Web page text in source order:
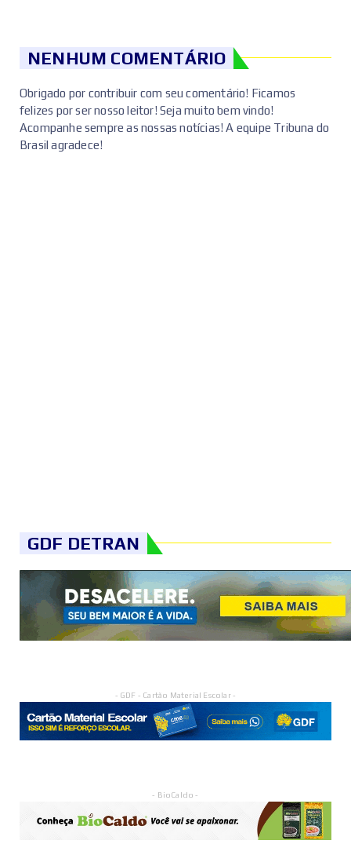
NENHUM COMENTÁRIO
Obrigado por contribuir com seu comentário! Ficamos
felizes por ser nosso leitor! Seja muito bem vindo!
Acompanhe sempre as nossas notícias! A equipe Tribuna do
Brasil agradece!
GDF DETRAN
- GDF - Cartão Material Escolar -
- BioCaldo -